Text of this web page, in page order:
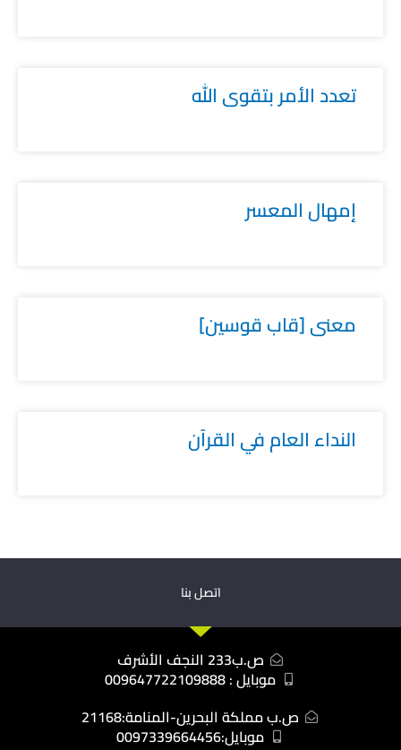
تعدد الأمر بتقوى الله
إمهال المعسر
معنى [قاب قوسين]
النداء العام في القرآن
اتصل بنا
ص.ب233 النجف الأشرف
موبايل : 009647722109888
ص.ب مملكة البحرين-المنامة:21168
موبايل:0097339664456